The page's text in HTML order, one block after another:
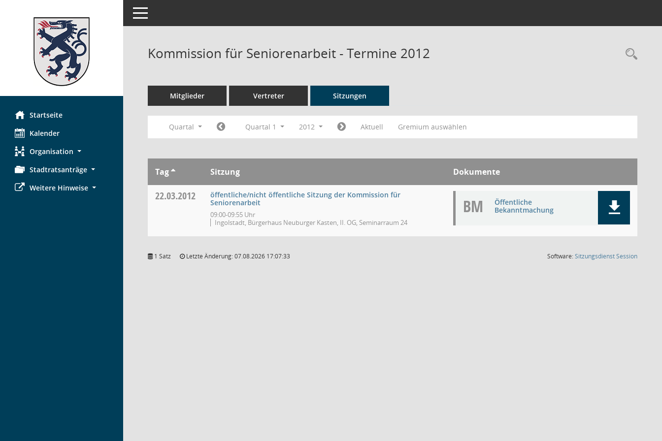
Startseite
Kalender
Organisation
Stadtratsanträge
Weitere Hinweise
Toggle navigation
Kommission für Seniorenarbeit - Termine 2012
Mitglieder Vertreter Sitzungen
Quartal Quartal 1 2012 Aktuell Gremium auswählen
Tag Sitzung Dokumente
22.03.2012
öffentliche/nicht öffentliche Sitzung der Kommission für
Seniorenarbeit
09:00-09:55 Uhr
Ingolstadt, Bürgerhaus Neuburger Kasten, II. OG, Seminarraum 24
BM
Öffentliche
Bekanntmachung
1 Satz Letzte Änderung: 07.08.2026 17:07:33 Software:SitzungsdienstSession(Wird in